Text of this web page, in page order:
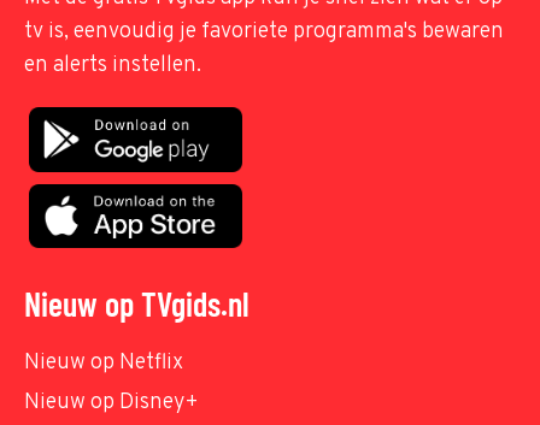
tv is, eenvoudig je favoriete programma's bewaren
en alerts instellen.
Nieuw op TVgids.nl
Nieuw op Netflix
Nieuw op Disney+